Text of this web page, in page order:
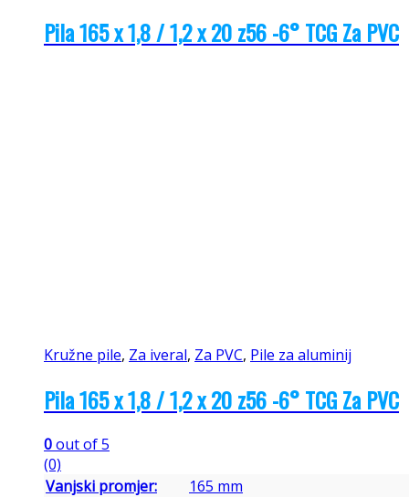
Pila 165 x 1,8 / 1,2 x 20 z56 -6° TCG Za PVC
Kružne pile, Za iveral, Za PVC, Pile za aluminij
Pila 165 x 1,8 / 1,2 x 20 z56 -6° TCG Za PVC
0out of 5
(0)
Vanjski promjer:
165 mm